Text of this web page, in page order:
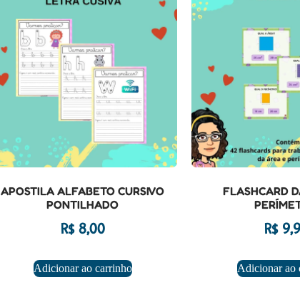
APOSTILA ALFABETO CURSIVO
PONTILHADO
R$8,00
Adicionar ao carrinho
FLASHCARD
R$
Adicionar ao